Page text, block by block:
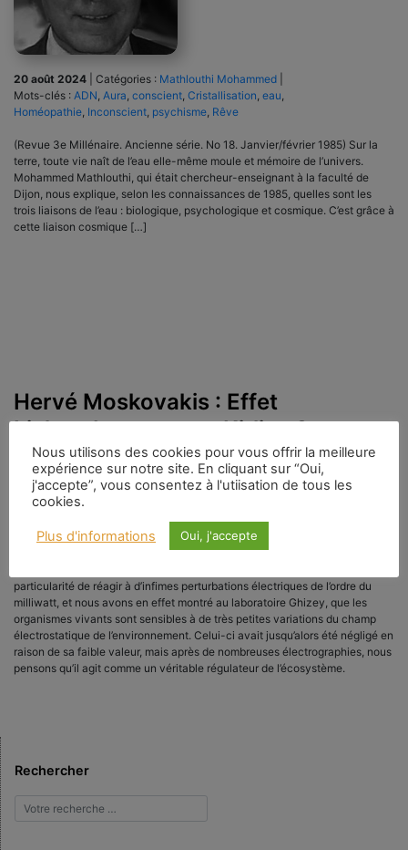
20 août 2024 Catégories : Mathlouthi Mohammed
Mots-clés : ADN Aura conscient Cristallisation eau
Homéopathie Inconscient psychisme Rêve
(Revue 3e Millénaire. Ancienne série. No 18. Janvier/février 1985) Sur la
terre, toute vie naît de l’eau elle-même moule et mémoire de l’univers.
Mohammed Mathlouthi, qui était chercheur-enseignant à la faculté de
Dijon, nous explique, selon les connaissances de 1985, quelles sont les
trois liaisons de l’eau : biologique, psychologique et cosmique. C’est grâce à
cette liaison cosmique […]
Hervé Moskovakis : Effet
Lichtenberg, erreur Kirlian ?
31 décembre 2015
Aura,Science &
Conscience
particularité de réagir à d’infimes perturbations électriques de l’ordre du
milliwatt, et nous avons en effet montré au laboratoire Ghizey, que les
organismes vivants sont sensibles à de très petites variations du champ
électrostatique de l’environnement. Celui-ci avait jusqu’alors été négligé en
raison de sa faible valeur, mais après de nombreuses électrographies, nous
pensons qu’il agit comme un véri­table régulateur de l’écosystème.
Rechercher
Nous utilisons des cookies pour vous offrir la meilleure
expérience sur notre site. En cliquant sur “Oui,
j'accepte”, vous consentez à l'utiisation de tous les
cookies.
Plus d'informations Oui, j'accepte